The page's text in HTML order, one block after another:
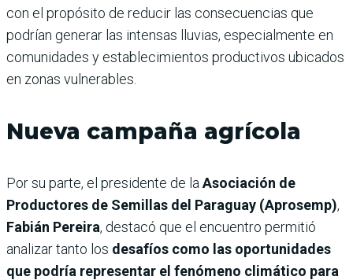
con el propósito de reducir las consecuencias que
podrían generar las intensas lluvias, especialmente en
comunidades y establecimientos productivos ubicados
en zonas vulnerables.
Nueva campaña agrícola
Por su parte, el presidente de la Asociación de
Productores de Semillas del Paraguay (Aprosemp),
Fabián Pereira, destacó que el encuentro permitió
analizar tanto los desafíos como las oportunidades
que podría representar el fenómeno climático para